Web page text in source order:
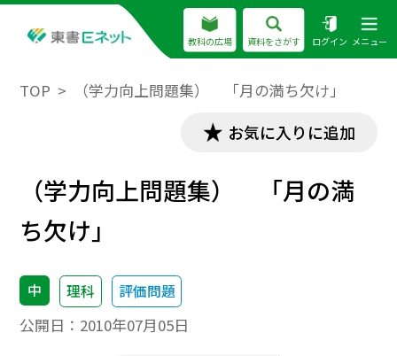
教科の広場 資料をさがす ログイン メニュー
TOP （学力向上問題集） 「月の満ち欠け」
お気に入りに追加
（学力向上問題集） 「月の満
ち欠け」
中 理科 評価問題
公開日： 2010年07月05日